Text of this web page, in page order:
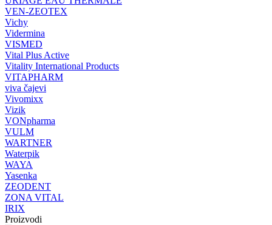
VEN-ZEOTEX
Vichy
Vidermina
VISMED
Vital Plus Active
Vitality International Products
VITAPHARM
viva čajevi
Vivomixx
Vizik
VONpharma
VULM
WARTNER
Waterpik
WAYA
Yasenka
ZEODENT
ZONA VITAL
IRIX
Proizvodi